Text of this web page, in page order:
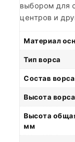
выбором для
центров и
Материал
Тип ворса
Состав ворса
Высота
Высота
мм